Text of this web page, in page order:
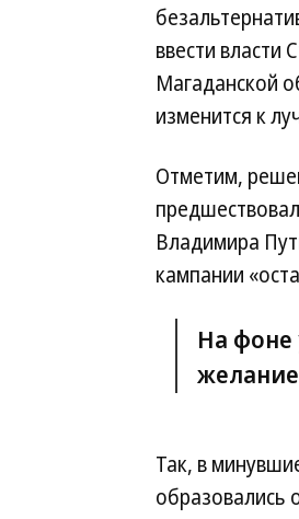
ввести власти
Магаданской
изменится к
Отметим,
Владимира
кампании
На фоне
Так, в
образовались